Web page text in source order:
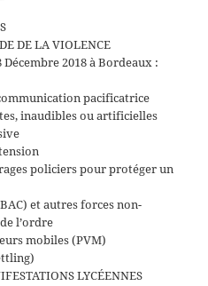
DE LA VIOLENCE
2018 à Bordeaux :
pacificatrice
inaudibles ou artificielles
policiers pour protéger un
et autres forces non-
l’ordre
mobiles (PVM)
LYCÉENNES